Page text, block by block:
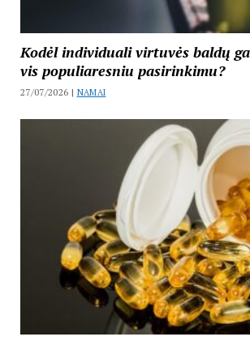
Kodėl individuali virtuvės baldų
vis populiaresniu pasirinkimu?
27/07/2026 | NAMAI